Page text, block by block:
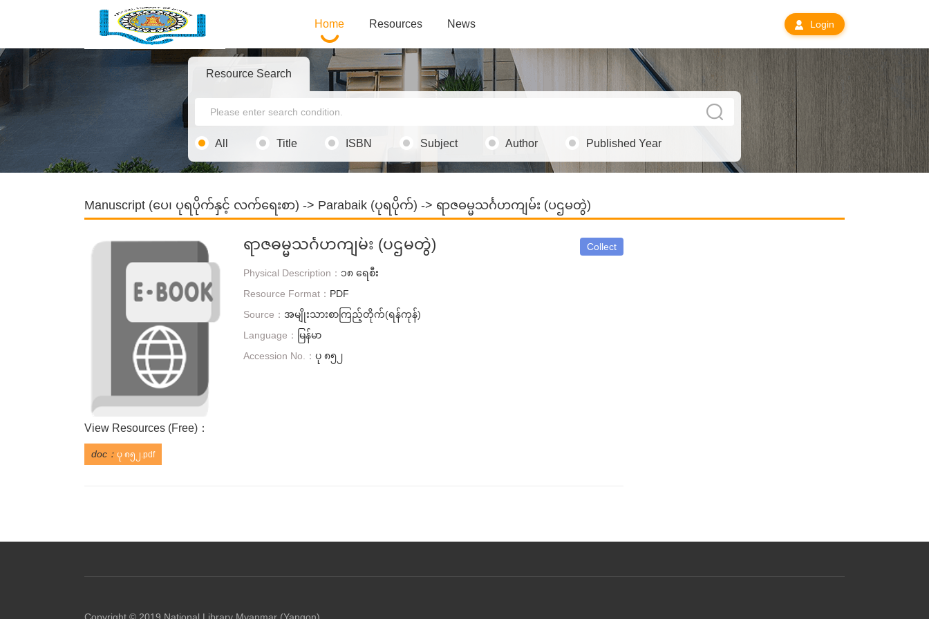
Home Resources News Login
Resource Search
All Title ISBN Subject Author Published Year
Manuscript (ပေ၊ ပုရပိုက်နှင့် လက်ရေးစာ) -> Parabaik (ပုရပိုက်) -> ရာဇဓမ္မသင်္ဂဟကျမ်း (ပဌမတွဲ)
Collect
ရာဇဓမ္မသင်္ဂဟကျမ်း (ပဌမတွဲ)
Physical Description： ၁၈ ရေစီး
Resource Format： PDF
Source： အမျိုးသားစာကြည့်တိုက်(ရန်ကုန်)
Language： မြန်မာ
Accession No.： ပု ၈၅၂
View Resources (Free)：
doc： ပု ၈၅၂.pdf